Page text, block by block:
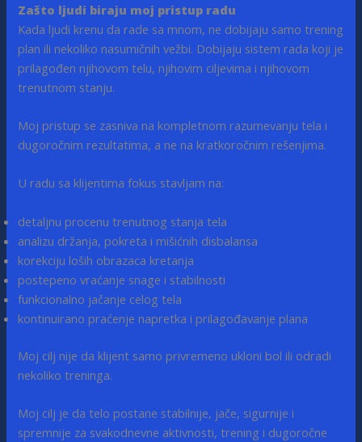
Zašto ljudi biraju moj pristup radu
Kada ljudi krenu da rade sa mnom, ne dobijaju samo trening
plan ili nekoliko nasumičnih vežbi. Dobijaju sistem rada koji je
prilagođen njihovom telu, njihovim ciljevima i njihovom
trenutnom stanju.
Moj pristup se zasniva na kompletnom razumevanju tela i
dugoročnim rezultatima, a ne na kratkoročnim rešenjima.
U radu sa klijentima fokus stavljam na:
detaljnu procenu trenutnog stanja tela
analizu držanja, pokreta i mišićnih disbalansa
korekciju loših obrazaca kretanja
postepeno vraćanje snage i stabilnosti
funkcionalno jačanje celog tela
kontinuirano praćenje napretka i prilagođavanje plana
Moj cilj nije da klijent samo privremeno ukloni bol ili odradi
nekoliko treninga.
Moj cilj je da telo postane stabilnije, jače, sigurnije i
spremnije za svakodnevne aktivnosti, trening i dugoročne